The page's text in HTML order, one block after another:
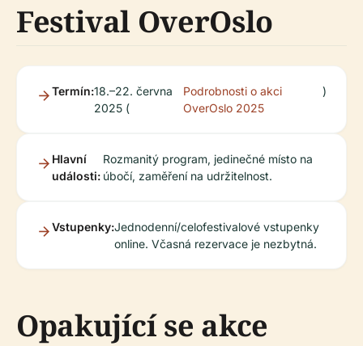
Festival OverOslo
Termín:18.–22. června
2025 (
Podrobnosti o akci
OverOslo 2025
)
Hlavní
události:
Rozmanitý program, jedinečné místo na
úbočí, zaměření na udržitelnost.
Vstupenky:Jednodenní/celofestivalové vstupenky
online. Včasná rezervace je nezbytná.
Opakující se akce